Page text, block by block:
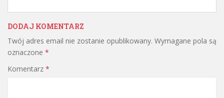
DODAJ KOMENTARZ
Twój adres email nie zostanie opublikowany. Wymagane pola są
oznaczone *
Komentarz *